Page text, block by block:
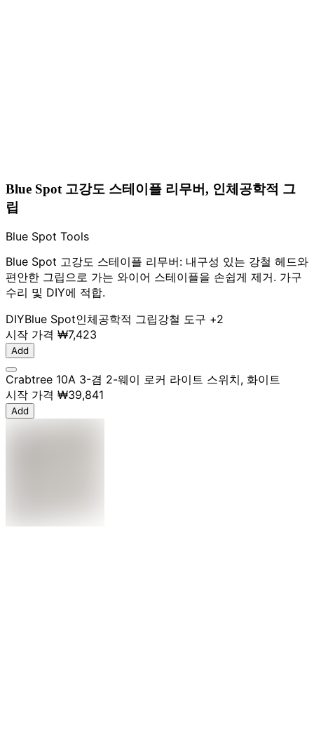
Blue Spot 고강도 스테이플 리무버, 인체공학적 그
립
Blue Spot Tools
Blue Spot 고강도 스테이플 리무버: 내구성 있는 강철 헤드와
편안한 그립으로 가는 와이어 스테이플을 손쉽게 제거. 가구
수리 및 DIY에 적합.
DIYBlue Spot인체공학적 그립강철 도구 +2
시작 가격 ₩7,423
Add
Crabtree 10A 3-겸 2-웨이 로커 라이트 스위치, 화이트
시작 가격 ₩39,841
Add